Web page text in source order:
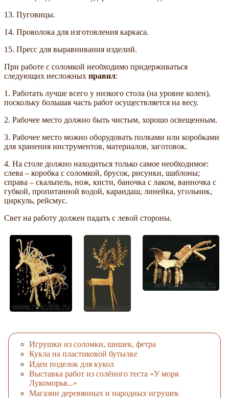
13. Пуговицы.
14. Проволока для изготовления каркаса.
15. Пресс для выравнивания изделий.
При работе с соломкой необходимо придерживаться
следующих несложных правил:
1. Работать лучше всего у низкого стола (на уровне колен),
поскольку большая часть работ осуществляется на весу.
2. Рабочее место должно быть чистым, хорошо освещенным.
3. Рабочее место можно оборудовать полками или коробками
для хранения инструментов, материалов, заготовок.
4. На столе должно находиться только самое необходимое:
слева – коробка с соломкой, брусок, рисунки, шаблоны;
справа – скальпель, нож, кисти, баночка с лаком, ванночка с
губкой, пропитанной водой, карандаш, линейка, угольник,
циркуль, рейсмус.
Свет на работу должен падать с левой стороны.
Игрушки из соломки, шишек, фетра
Кукла на пластиковой бутылке
Идеи поделок для кукол
Выставка работ из солёного теста «У моря
Лукоморья...»
Магазин деревянных и народных игрушек